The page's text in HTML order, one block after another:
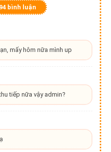
bình luận
mấy hôm nữa mình up
tiếp nữa vậy admin?